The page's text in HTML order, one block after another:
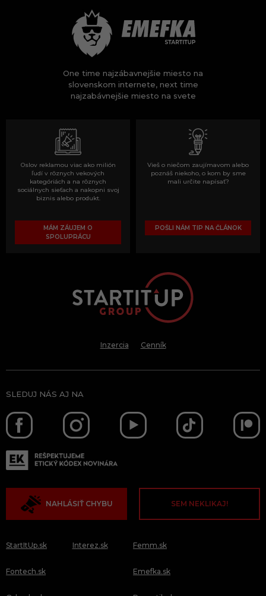
One time najzábavnejšie miesto na
slovenskom internete, next time
najzabávnejšie miesto na svete
Oslov reklamou viac ako milión
ľudí v rôznych vekových
kategóriách a na rôznych
sociálnych sieťach a nakopni svoj
biznis alebo produkt.
MÁM ZÁUJEM O
SPOLUPRÁCU
Vieš o niečom zaujímavom alebo
poznáš niekoho, o kom by sme
mali určite napísať?
POŠLI NÁM TIP NA ČLÁNOK
Inzercia Cenník
SLEDUJ NÁS AJ NA
NAHLÁSIŤ CHYBU SEM NEKLIKAJ!
StartItUp.sk
Fontech.sk
Interez.sk Femm.sk
Emefka.sk